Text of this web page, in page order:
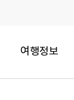
여행정보